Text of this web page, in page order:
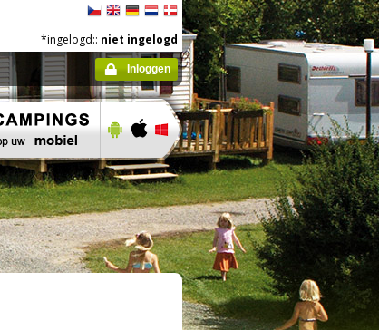
*ingelogd:: niet ingelogd
Inloggen